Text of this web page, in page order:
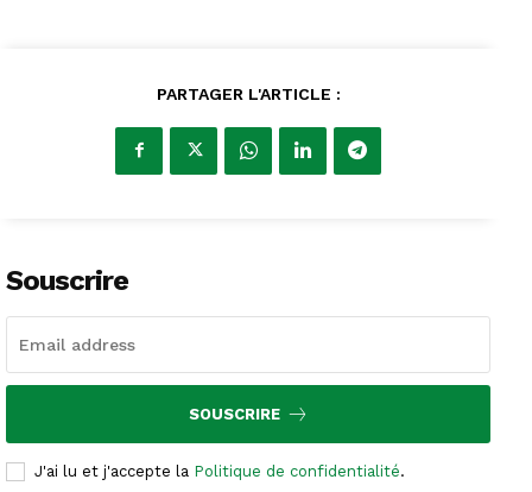
PARTAGER L'ARTICLE :
Souscrire
SOUSCRIRE
J'ai lu et j'accepte la Politique de confidentialité.